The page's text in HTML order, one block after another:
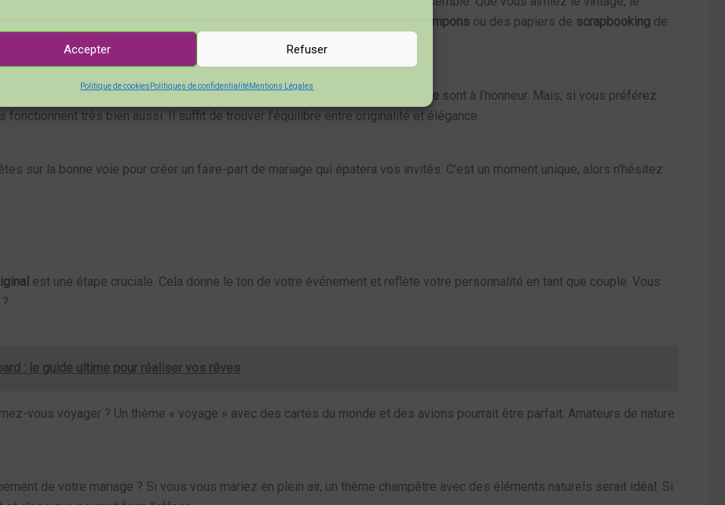
Accepter Refuser
Politique de cookies Politiques de confidentialitéMentions Légales
pourquoi ne pas opter pour des accessoires comme des
tampons ou des papiers de scrapbooking de
à votre création.
les couleurs vives. Des teintes comme levert pistache rouge sont à l’honneur. Mais, si vous préférez
très bien aussi. Il suffit de trouver l’équilibre entre originalité et élégance.
sur la bonne voie pour créer un faire-part de mariage qui épatera vos invités. C’est un moment unique, alors n’hésitez
est une étape cruciale. Cela donne le ton de votre événement et reflète votre personnalité en tant que couple. Vous
: le guide ultime pour réaliser vos rêves
vous voyager ? Un thème « voyage » avec des cartes du monde et des avions pourrait être parfait. Amateurs de nature
de votre mariage ? Si vous vous mariez en plein air, un thème champêtre avec des éléments naturels serait idéal. Si